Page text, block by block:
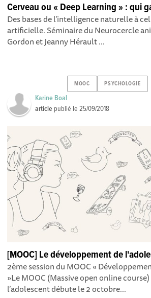
Cerveau ou « Deep Learning » : qui
Des bases de l’intelligence naturelle à
artificielle. Séminaire du Neurocercle
Gordon et Jeanny Hérault ...
MOOC PSYCHOLOGIE
Karine Boal
article publié le25/09/2018
[MOOC] Le développement de
2ème session du MOOC «
»Le MOOC (Massive open online
l’adolescent débute le 2 octobre...